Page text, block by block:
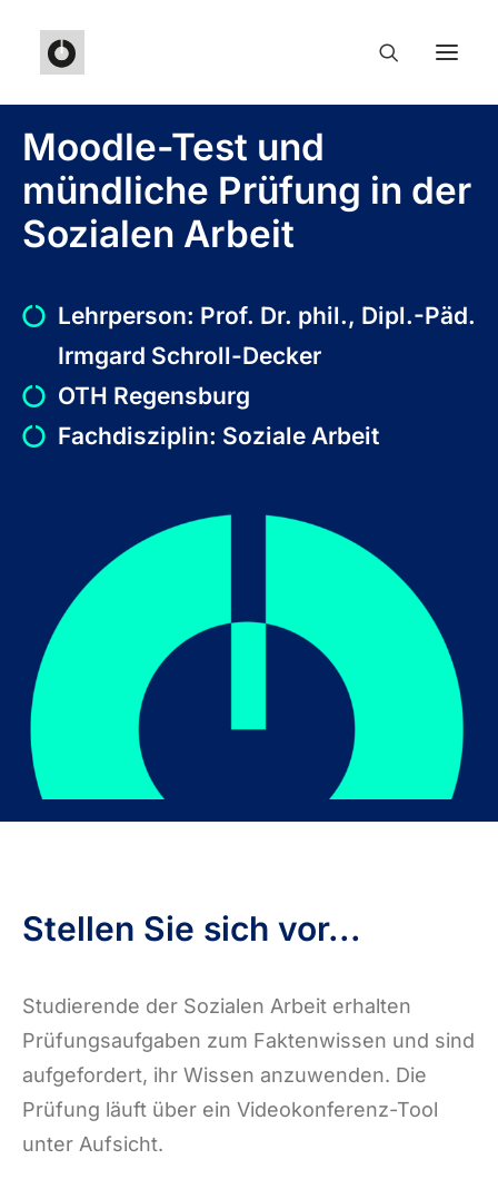
Moodle-Test und
mündliche Prüfung in der
Sozialen Arbeit
Lehrperson: Prof. Dr. phil., Dipl.-Päd.
Irmgard Schroll-Decker
OTH Regensburg
Fachdisziplin: Soziale Arbeit
Stellen Sie sich vor...
Studierende der Sozialen Arbeit erhalten
Prüfungsaufgaben zum Faktenwissen und sind
aufgefordert, ihr Wissen anzuwenden. Die
Prüfung läuft über ein Videokonferenz-Tool
unter Aufsicht.